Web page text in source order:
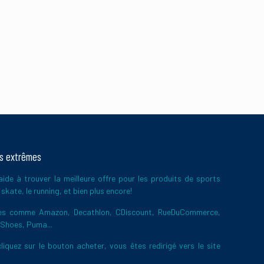
extrêmes
à trouver la meilleure offre pour les produits de sports
le running, et bien plus encore!
Amazon, Decathlon, CDiscount, RueDuCommerce,
Puma...
sur le bouton acheter, vous êtes redirigé vers le site